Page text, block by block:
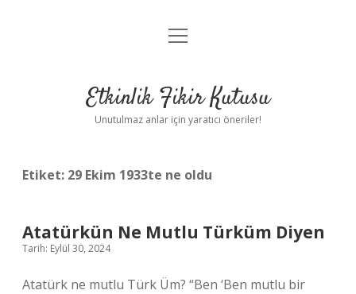
Anasayfa
Yasal Uyarı
menüyü
Etkinlik Fikir Kutusu
Unutulmaz anlar için yaratıcı öneriler!
Etiket: 29 Ekim 1933te ne oldu
Atatürkün Ne Mutlu Türküm Diyen
Tarih: Eylül 30, 2024
Atatürk ne mutlu Türk Üm? “Ben ‘Ben mutlu bir